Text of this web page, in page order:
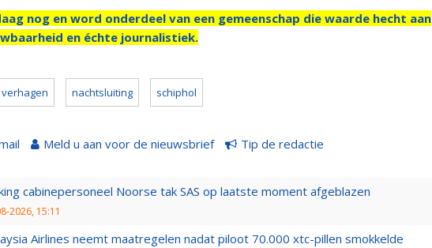
nog en word onderdeel van een gemeenschap die waarde hecht aan
en échte journalistiek.
nachtsluiting schiphol
Meld u aan voor de nieuwsbrief Tip de redactie
cabinepersoneel Noorse tak SAS op laatste moment afgeblazen
2026, 15:11
Airlines neemt maatregelen nadat piloot 70.000 xtc-pillen smokkelde